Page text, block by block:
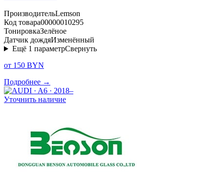
ПроизводительLemson
Код товара00000010295
ТонировкаЗелёное
Датчик дождяИзменённый
Ещё 1 параметрСвернуть
от 150 BYN
Подробнее →
Уточнить наличие